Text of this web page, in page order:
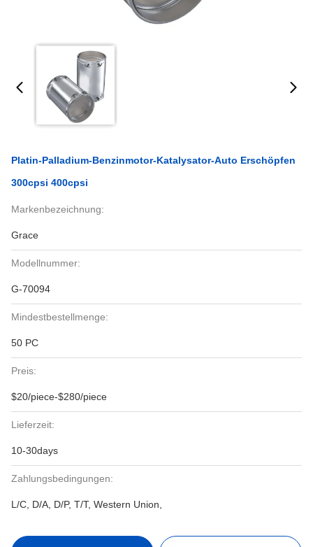
Platin-Palladium-Benzinmotor-Katalysator-Auto Erschöpfen
300cpsi 400cpsi
Markenbezeichnung:
Grace
Modellnummer:
G-70094
Mindestbestellmenge:
50 PC
Preis:
$20/piece-$280/piece
Lieferzeit:
10-30days
Zahlungsbedingungen:
L/C, D/A, D/P, T/T, Western Union,